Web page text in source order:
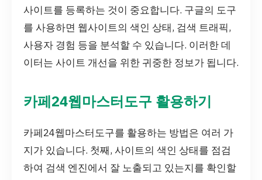
사이트를 등록하는 것이 중요합니다. 구글의 도구
를 사용하면 웹사이트의 색인 상태, 검색 트래픽,
사용자 경험 등을 분석할 수 있습니다. 이러한 데
이터는 사이트 개선을 위한 귀중한 정보가 됩니다.
카페24웹마스터도구 활용하기
카페24웹마스터도구를 활용하는 방법은 여러 가
지가 있습니다. 첫째, 사이트의 색인 상태를 점검
하여 검색 엔진에서 잘 노출되고 있는지를 확인할